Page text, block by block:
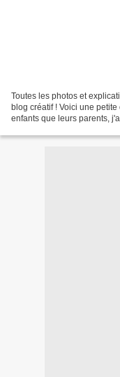
Toutes les photos et
blog créatif ! Voici une
enfants que leurs parents,